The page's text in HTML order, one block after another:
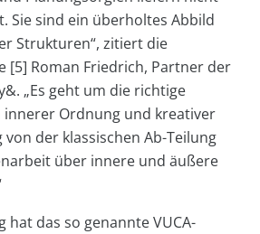
Sie sind ein überholtes Abbild
Strukturen“, zitiert die
[5] Roman Friedrich, Partner der
„Es geht um die richtige
innerer Ordnung und kreativer
der klassischen Ab-Teilung
über innere und äußere
hat das so genannteVUCA-